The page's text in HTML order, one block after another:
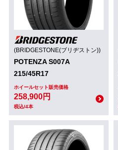
(BRIDGESTONE(ブリヂストン))
POTENZA S007A
215/45R17
ホイールセット販売価格
258,900円
税込/4本